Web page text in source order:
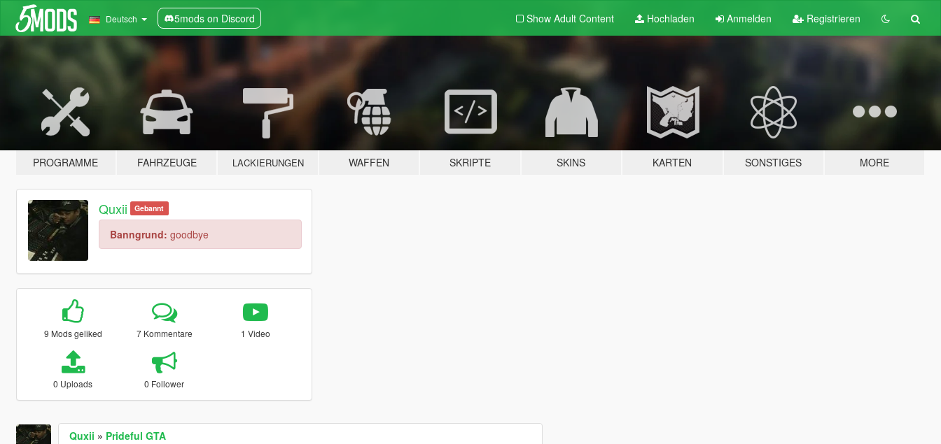
Deutsch 5mods on Discord Show Adult Content Hochladen Anmelden Registrieren
PROGRAMME FAHRZEUGE LACKIERUNGEN WAFFEN SKRIPTE SKINS KARTEN SONSTIGES MORE
Quxii Gebannt
Banngrund: goodbye
9 Mods geliked 7 Kommentare 1 Video
0 Uploads 0 Follower
Quxii » Prideful GTA